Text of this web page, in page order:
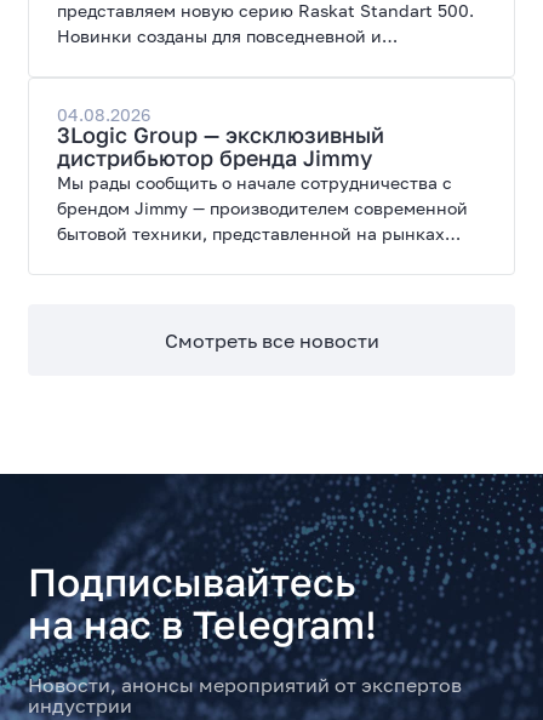
представляем новую серию Raskat Standart 500.
Новинки созданы для повседневной и
широкие возможности модернизации.
04.08.2026
3Logic Group — эксклюзивный
дистрибьютор бренда Jimmy
Мы рады сообщить о начале сотрудничества с
брендом Jimmy — производителем современной
бытовой техники, представленной на рынках
Смотреть все новости
Подписывайтесь
на нас в Telegram!
Новости, анонсы мероприятий от экспертов
индустрии